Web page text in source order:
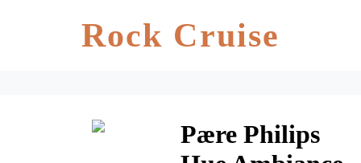
Rock Cruise
Pære Philips